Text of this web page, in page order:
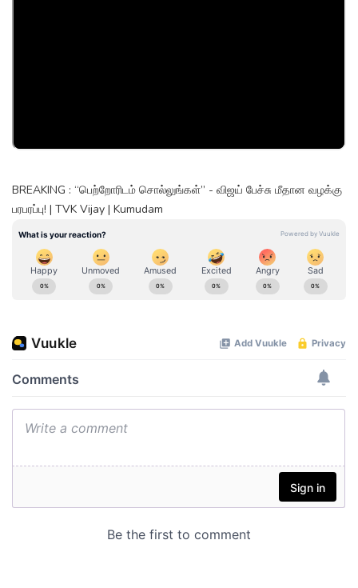
BREAKING : “பெற்றோரிடம் சொல்லுங்கள்” - விஜய் பேச்சு மீதான வழக்கு
பரபரப்பு! | TVK Vijay | Kumudam